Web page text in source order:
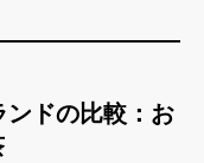
ドの比較：お